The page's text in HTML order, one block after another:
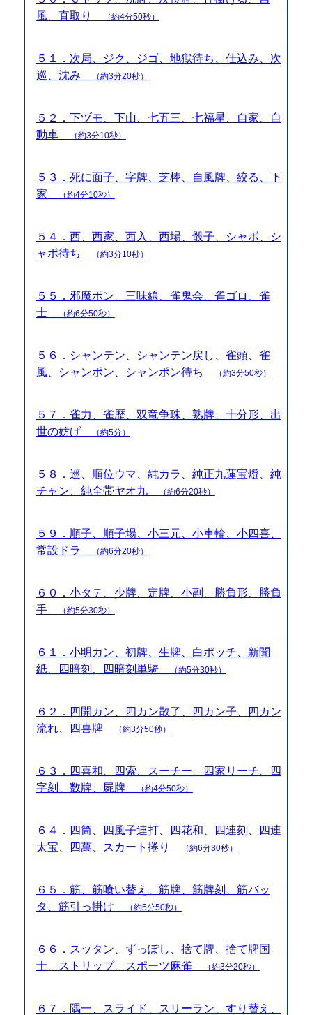
風、直取り
（約4分50秒）
５１．次局、ジク、ジゴ、地獄待ち、仕込み、次
巡、沈み
（約3分20秒）
５２．下ヅモ、下山、七五三、七福星、自家、自
動車
（約3分10秒）
５３．死に面子、字牌、芝棒、自風牌、絞る、下
家
（約4分10秒）
５４．西、西家、西入、西場、骰子、シャボ、シ
ャボ待ち
（約3分10秒）
５５．邪魔ポン、三味線、雀鬼会、雀ゴロ、雀
士
（約6分50秒）
５６．シャンテン、シャンテン戻し、雀頭、雀
風、シャンポン、シャンポン待ち
（約3分50秒）
５７．雀力、雀歴、双竜争珠、熟牌、十分形、出
世の妨げ
（約5分）
５８．巡、順位ウマ、純カラ、純正九蓮宝燈、純
チャン、純全帯ヤオ九
（約6分20秒）
５９．順子、順子場、小三元、小車輪、小四喜、
常設ドラ
（約6分20秒）
６０．小タテ、少牌、定牌、小副、勝負形、勝負
手
（約5分30秒）
６１．小明カン、初牌、生牌、白ポッチ、新聞
紙、四暗刻、四暗刻単騎
（約5分30秒）
６２．四開カン、四カン散了、四カン子、四カン
流れ、四喜牌
（約3分50秒）
６３．四喜和、四索、スーチー、四家リーチ、四
字刻、数牌、屍牌
（約4分50秒）
６４．四筒、四風子連打、四花和、四連刻、四連
太宝、四萬、スカート捲り
（約6分30秒）
６５．筋、筋喰い替え、筋牌、筋牌刻、筋バッ
タ、筋引っ掛け
（約5分50秒）
６６．スッタン、ずっぽし、捨て牌、捨て牌国
士、ストリップ、スポーツ麻雀
（約3分20秒）
６７．隅一、スライド、スリーラン、すり替え、